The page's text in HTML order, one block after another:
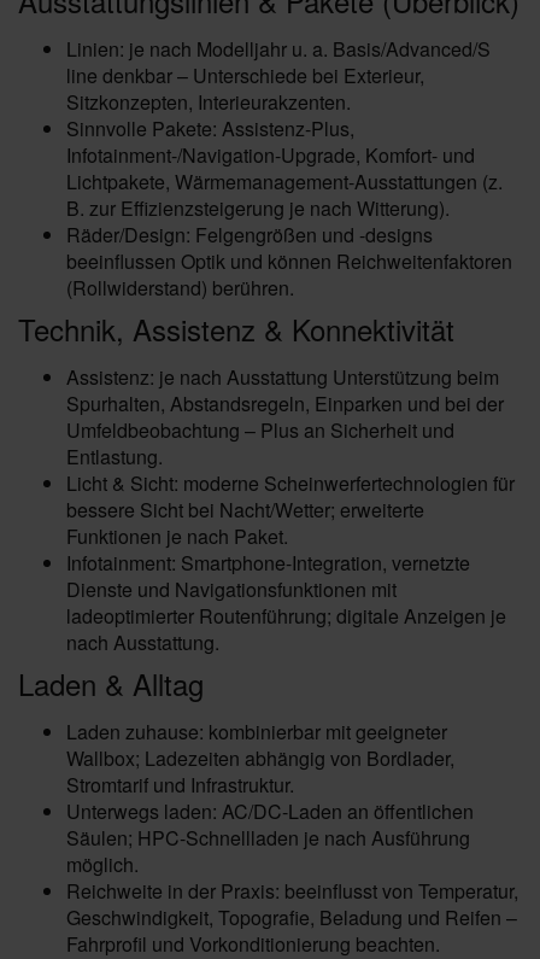
Linien: je nach Modelljahr u. a. Basis/Advanced/S
line denkbar – Unterschiede bei Exterieur,
Sitzkonzepten, Interieurakzenten.
Sinnvolle Pakete: Assistenz-Plus,
Infotainment-/Navigation-Upgrade, Komfort- und
Lichtpakete, Wärmemanagement-Ausstattungen (z.
B. zur Effizienzsteigerung je nach Witterung).
Räder/Design: Felgengrößen und -designs
beeinflussen Optik und können Reichweitenfaktoren
(Rollwiderstand) berühren.
Technik, Assistenz & Konnektivität
Assistenz: je nach Ausstattung Unterstützung beim
Spurhalten, Abstandsregeln, Einparken und bei der
Umfeldbeobachtung – Plus an Sicherheit und
Entlastung.
Licht & Sicht: moderne Scheinwerfertechnologien für
bessere Sicht bei Nacht/Wetter; erweiterte
Funktionen je nach Paket.
Infotainment: Smartphone-Integration, vernetzte
Dienste und Navigationsfunktionen mit
ladeoptimierter Routenführung; digitale Anzeigen je
nach Ausstattung.
Laden & Alltag
Laden zuhause: kombinierbar mit geeigneter
Wallbox; Ladezeiten abhängig von Bordlader,
Stromtarif und Infrastruktur.
Unterwegs laden: AC/DC-Laden an öffentlichen
Säulen; HPC-Schnellladen je nach Ausführung
möglich.
Reichweite in der Praxis: beeinflusst von Temperatur,
Geschwindigkeit, Topografie, Beladung und Reifen –
Fahrprofil und Vorkonditionierung beachten.